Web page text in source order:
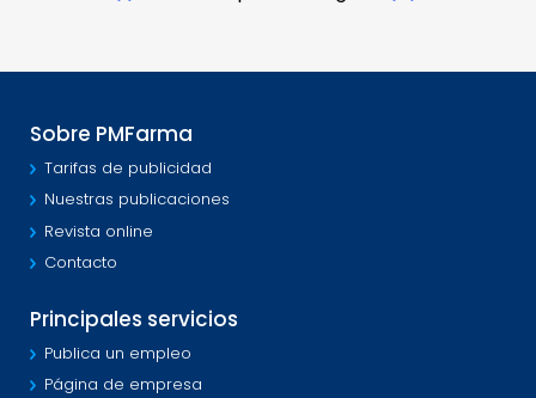
Sobre PMFarma
Tarifas de publicidad
Nuestras publicaciones
Revista online
Contacto
Principales servicios
Publica un empleo
Página de empresa